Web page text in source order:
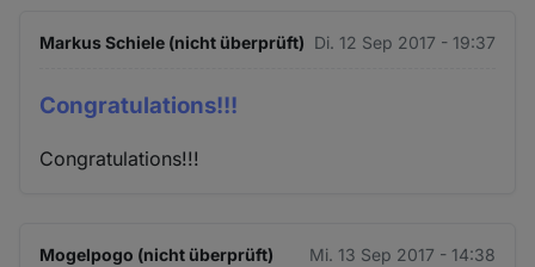
Markus Schiele (nicht überprüft) Di. 12 Sep 2017 - 19:37
Congratulations!!!
Congratulations!!!
Mogelpogo (nicht überprüft) Mi. 13 Sep 2017 - 14:38